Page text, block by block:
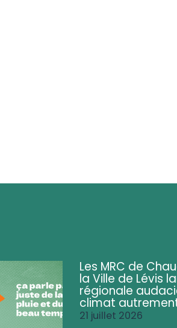
Les MRC de
la Ville de Lévis
régionale
climat
21 juillet 2026